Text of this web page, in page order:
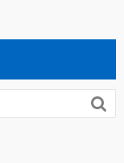
